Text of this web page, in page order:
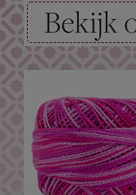
Bekijk